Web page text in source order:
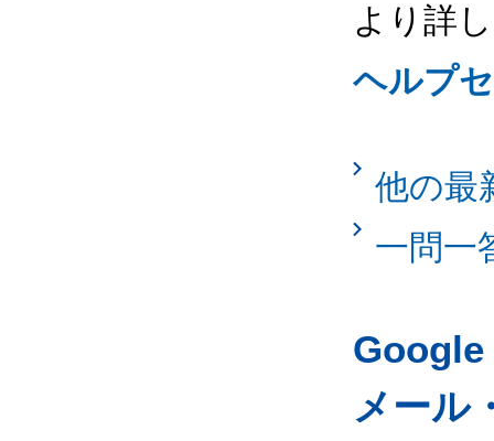
より詳
ヘルプ
他の最
一問一
Google
メール